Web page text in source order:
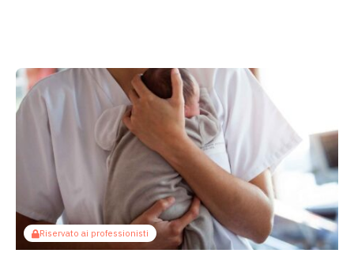
Riservato ai professionisti